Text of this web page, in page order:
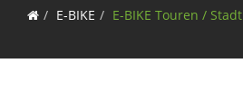
E-BIKE E-BIKE Touren / Stadt